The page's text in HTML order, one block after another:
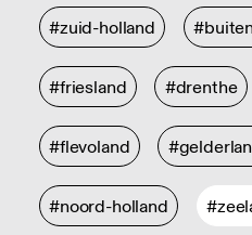
#zuid-holland
#friesland #drenthe
#flevoland
#noord-holland